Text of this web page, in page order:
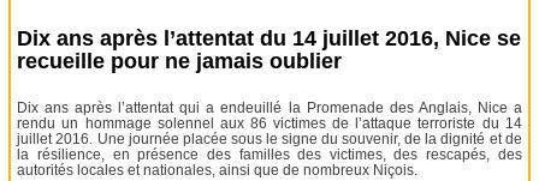
Dix ans après l’attentat du 14 juillet 2016, Nice se
recueille pour ne jamais oublier
Dix ans après l’attentat qui a endeuillé la Promenade des Anglais, Nice a
rendu un hommage solennel aux 86 victimes de l’attaque terroriste du 14
juillet 2016. Une journée placée sous le signe du souvenir, de la dignité et de
la résilience, en présence des familles des victimes, des rescapés, des
autorités locales et nationales, ainsi que de nombreux Niçois.